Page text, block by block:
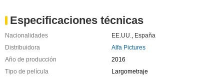
Especificaciones técnicas
Nacionalidades EE.UU., España
Distribuidora
Alfa Pictures
Año de producción
2016
Tipo de película
Largometraje